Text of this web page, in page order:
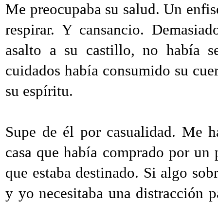
Me preocupaba su salud. Un
respirar. Y cansancio.
asalto a su castillo, no había
cuidados había consumido su
su espíritu.
Supe de él por casualidad. Me
casa que había comprado por
que estaba destinado. Si algo
y yo necesitaba una distracción